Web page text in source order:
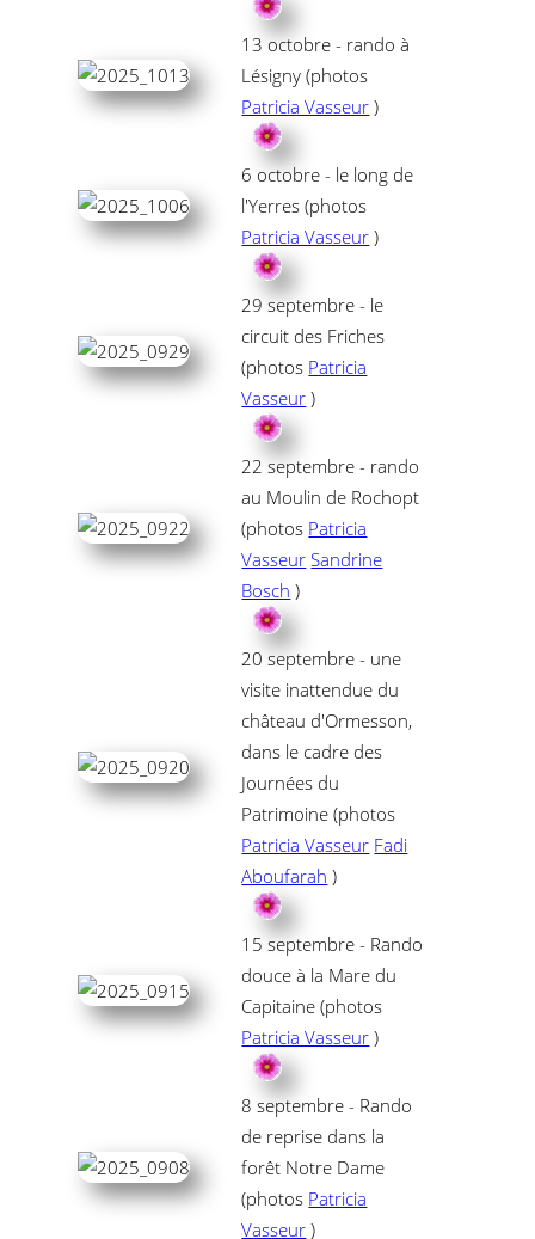
13 octobre - rando à
Lésigny (photos
Patricia Vasseur )
6 octobre - le long de
l'Yerres (photos
Patricia Vasseur )
29 septembre - le
circuit des Friches
(photos Patricia
Vasseur )
22 septembre - rando
au Moulin de Rochopt
(photos Patricia
Vasseur Sandrine
Bosch )
20 septembre - une
visite inattendue du
château d'Ormesson,
dans le cadre des
Journées du
Patrimoine (photos
Patricia Vasseur Fadi
Aboufarah )
15 septembre - Rando
douce à la Mare du
Capitaine (photos
Patricia Vasseur )
8 septembre - Rando
de reprise dans la
forêt Notre Dame
(photos Patricia
Vasseur )